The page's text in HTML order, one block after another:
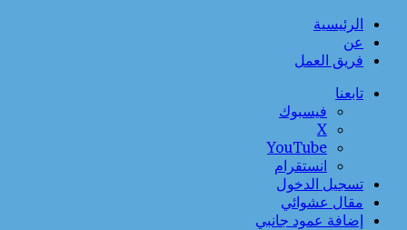
الرئيسية
عن
فريق العمل
تابعنا
فيسبوك
‫X
‫YouTube
انستقرام
تسجيل الدخول
مقال عشوائي
إضافة عمود جانبي